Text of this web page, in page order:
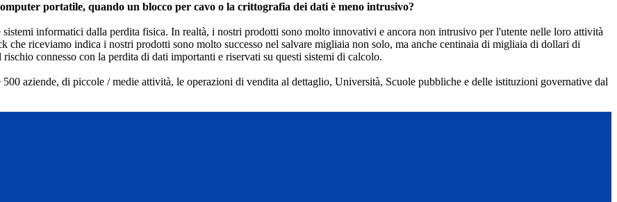
portatile, quando un blocco per cavo o la crittografia dei dati è meno intrusivo?
informatici dalla perdita fisica. In realtà, i nostri prodotti sono molto innovativi e ancora non intrusivo per l'utente nelle loro attività
che riceviamo indica i nostri prodotti sono molto successo nel salvare migliaia non solo, ma anche centinaia di migliaia di dollari di
connesso con la perdita di dati importanti e riservati su questi sistemi di calcolo.
aziende, di piccole / medie attività, le operazioni di vendita al dettaglio, Università, Scuole pubbliche e delle istituzioni governative dal